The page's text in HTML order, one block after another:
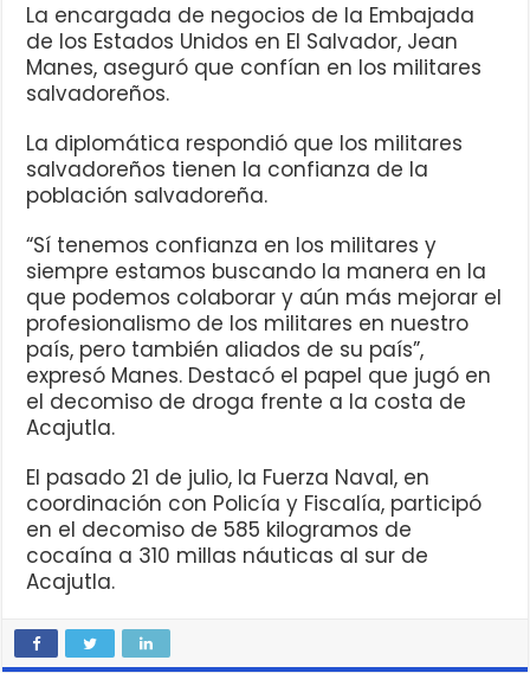
La encargada de negocios de la Embajada
de los Estados Unidos en El Salvador, Jean
Manes, aseguró que confían en los militares
salvadoreños.
La diplomática respondió que los militares
salvadoreños tienen la confianza de la
población salvadoreña.
“Sí tenemos confianza en los militares y
siempre estamos buscando la manera en la
que podemos colaborar y aún más mejorar el
profesionalismo de los militares en nuestro
país, pero también aliados de su país”,
expresó Manes. Destacó el papel que jugó en
el decomiso de droga frente a la costa de
Acajutla.
El pasado 21 de julio, la Fuerza Naval, en
coordinación con Policía y Fiscalía, participó
en el decomiso de 585 kilogramos de
cocaína a 310 millas náuticas al sur de
Acajutla.